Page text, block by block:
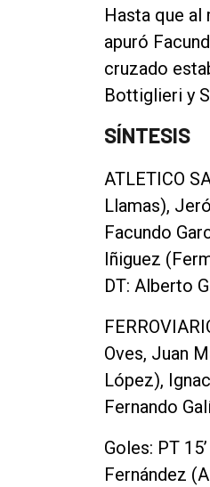
Hasta que
apuró
cruzado
Bottiglieri y
SÍNTESIS
ATLETICO
Llamas),
Facundo
Iñiguez
DT: Alberto
Oves, Juan
López),
Fernando
Goles: PT
Fernández